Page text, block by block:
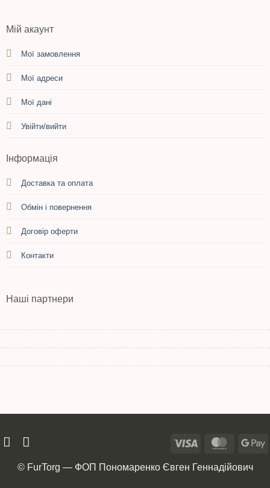
Мій акаунт
Мої замовлення
Мої адреси
Мої дані
Увійти/вийти
Інформація
Доставка та оплата
Обмін і повернення
Договір оферти
Контакти
Наші партнери
© FurTorg — ФОП Пономаренко Євген Геннадійович